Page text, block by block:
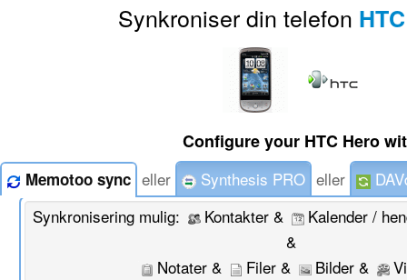
Synkroniser din telefon
Configure your HTC Hero
Memotoo sync eller Synthesis PRO eller
Synkronisering mulig:
Kontakter &
Kalender /
&
Notater &
Filer & Bilder &